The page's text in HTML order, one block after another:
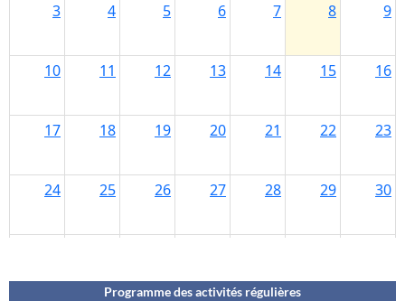
Programme des activités régulières